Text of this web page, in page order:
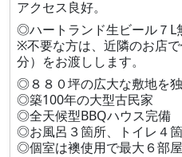
アクセス良好。
◎ハートランド生ビール７L
※不要な方は、近隣のお店
分）をお渡しします。
◎８８０坪の広大な敷地を
◎築100年の大型古民家
◎全天候型BBQハウス完備
◎お風呂３箇所、トイレ４
◎個室は襖使用で最大６部